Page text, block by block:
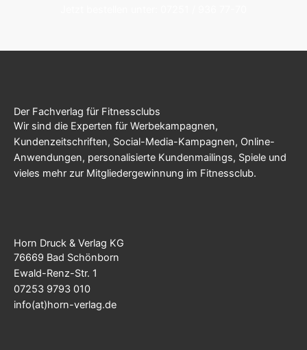
Der Fachverlag für Fitnessclubs
Wir sind die Experten für Werbekampagnen,
Kundenzeitschriften, Social-Media-Kampagnen, Online-
Anwendungen, personalisierte Kundenmailings, Spiele und
vieles mehr zur Mitgliedergewinnung im Fitnessclub.
Horn Druck & Verlag KG
76669 Bad Schönborn
Ewald-Renz-Str. 1
07253 9793 010
info(at)horn-verlag.de